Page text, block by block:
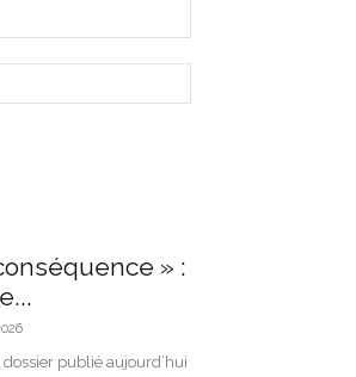
» :
publié aujourd’hui